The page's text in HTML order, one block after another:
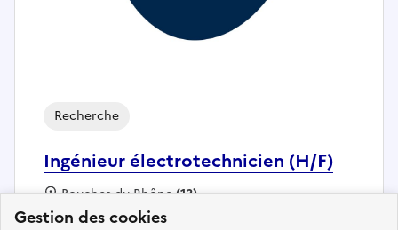
Gestion des cookies
Ingénieur électrotechnicien (H/F)
Recherche
Localisation :
Bouches du Rhône(13)
Fonction publique :
Fonction publique de l'État